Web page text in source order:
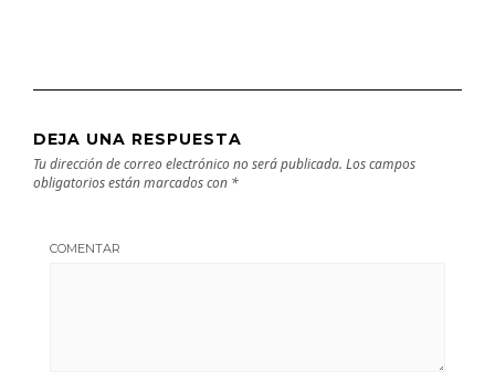
DEJA UNA RESPUESTA
Tu dirección de correo electrónico no será publicada. Los campos
obligatorios están marcados con *
COMENTAR